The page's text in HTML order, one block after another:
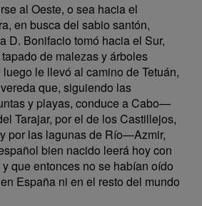
al Oeste, o sea hacia el
en busca del sabio santón,
D. Bonifacio tomó hacia el Sur,
de malezas y árboles
le llevó al camino de Tetuán,
que, siguiendo las
y playas, conduce a Cabo—
Tarajar, por el de los Castillejos,
por las lagunas de Río—Azmir,
bien nacido leerá hoy con
que entonces no se habían oído
España ni en el resto del mundo